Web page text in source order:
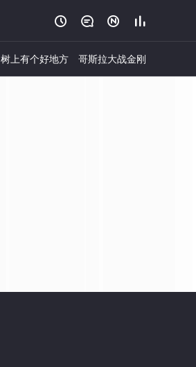
   
树上有个好地方 哥斯拉大战金刚